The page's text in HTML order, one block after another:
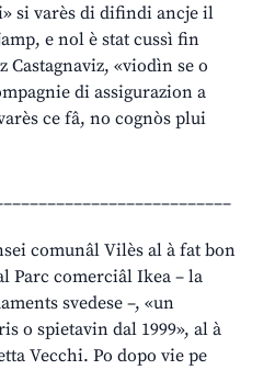
si varès di difindi ancje il
e nol è stat cussì fin
«viodìn se o
di assigurazion a
ce fâ, no cognòs plui
comunâl Vilès al à fat bon
Parc comerciâl Ikea – la
svedese –, «un
o spietavin dal 1999», al à
Vecchi. Po dopo vie pe